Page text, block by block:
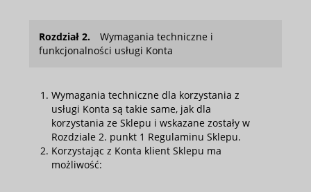
Rozdział 2.
Wymagania techniczne i
funkcjonalności usługi Konta
Wymagania techniczne dla korzystania z
usługi Konta są takie same, jak dla
korzystania ze Sklepu i wskazane zostały w
Rozdziale 2. punkt 1 Regulaminu Sklepu.
Korzystając z Konta klient Sklepu ma
możliwość: